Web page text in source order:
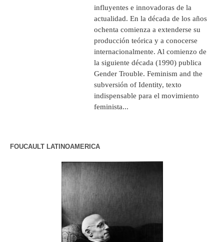
influyentes e innovadoras de la
actualidad. En la década de los años
ochenta comienza a extenderse su
producción teórica y a conocerse
internacionalmente. Al comienzo de
la siguiente década (1990) publica
Gender Trouble. Feminism and the
subversión of Identity, texto
indispensable para el movimiento
feminista...
FOUCAULT LATINOAMERICA